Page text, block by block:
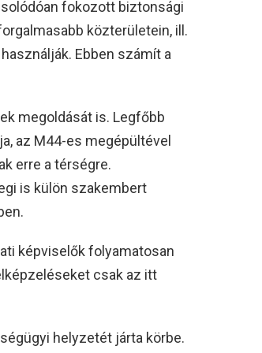
fokozott biztonsági
közterületein, ill.
Ebben számít a
megoldását is. Legfőbb
az M44-es megépültével
erre a térségre.
is külön szakembert
képviselők folyamatosan
csak az itt
helyzetét járta körbe.